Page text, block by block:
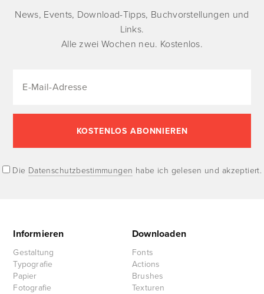
News, Events, Download-Tipps, Buchvorstellungen und
Links.
Alle zwei Wochen neu. Kostenlos.
Die Datenschutzbestimmungen habe ich gelesen und akzeptiert.
Informieren
Gestaltung
Typografie
Papier
Fotografie
Downloaden
Fonts
Actions
Brushes
Texturen